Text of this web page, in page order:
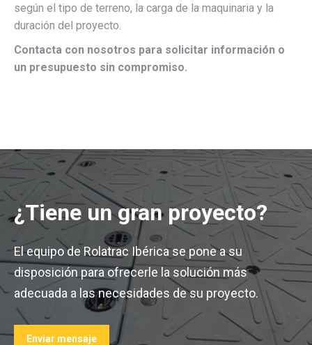
según el tipo de terreno, la carga de la maquinaria y la
duración del proyecto.
Contacta con nosotros para solicitar información o
un presupuesto sin compromiso.
¿Tiene un gran proyecto?
El equipo de Rolatrac Ibérica se pone a su
disposición para ofrecerle la solución más
adecuada a las necesidades de su proyecto.
Enviar mensaje